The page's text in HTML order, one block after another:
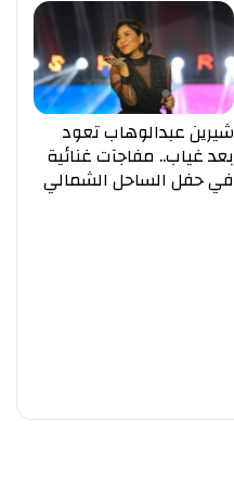
شيرين عبدالوهاب تعود
بعد غياب.. مفاجآت غنائية
في حفل الساحل الشمالي